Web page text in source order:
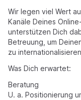
Wir legen viel Wert
Kanäle Deines
unterstützen Dich
Betreuung, um
zu
Was Dich erwartet:
Beratung
U. a. Positionierung